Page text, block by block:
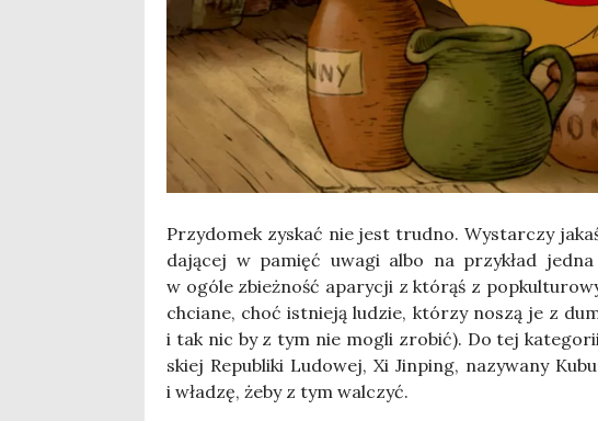
Przy­do­mek zyskać nie jest trud­no. Wystar­czy
da­ją­cej w pamięć uwa­gi albo na przy­kład
w ogó­le zbież­ność apa­ry­cji z któ­rąś z
chcia­ne, choć ist­nie­ją ludzie, któ­rzy noszą je z
i tak nic by z tym nie mogli zro­bić). Do tej
skiej Repu­bli­ki Ludo­wej, Xi Jin­ping, nazy­wa­ny
i wła­dzę, żeby z tym wal­czyć.